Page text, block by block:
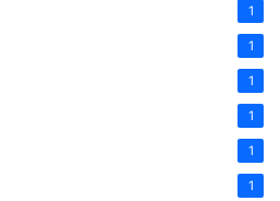
1
1
1
1
1
1